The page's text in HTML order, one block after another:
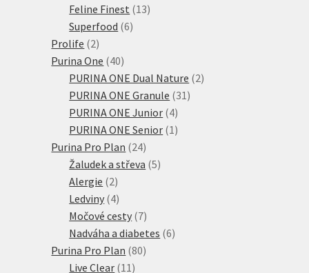
produktů
Feline Finest 1313
Superfood 66
Prolife 22
produkty
Purina One 4040
produktů
PURINA ONE Dual Nature 22
PURINA ONE Granule 31 31
PURINA ONE Junior 44
produkty
PURINA ONE Senior 1 1
Purina Pro Plan 2424
produktů
Žaludek a střeva 55
Alergie 22
produkty
Ledviny 44
produkty
Močové cesty 77
produktů
Nadváha a diabetes 66
Purina Pro Plan 8080
Live Clear 11 11